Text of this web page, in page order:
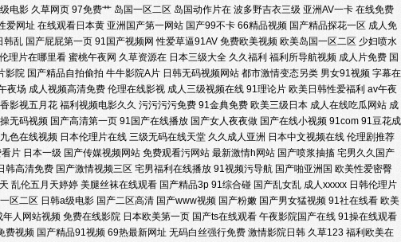
本久久大片 91豆花直播漏点 国产青青香蕉在线91 香蕉伊视频 另类av日韩无码
香蕉伊人青青草 91黄色传媒视频 深夜免费网站 国产日韩乱码 91青草视频网 丝
人天堂com 亚洲免费在线视频肏屄 日韩国产成人网站 国精产久久无语∨A 91桃
址入口 91视频综合区 青青草福利微拍 亚洲色图男人天堂Av 熟女热网 久久这里
新地址 成人午夜无码免费福利 亚洲无码韩日影院 国偷自产最新40 国产一区网站
机电影福利院 韩国三极毛片 av先峰资源网 91黄色性交視 婷婷日夜宗 老湿福利
电影 久草网页 97免费艹 岛国一区二区 岛国动作片在 波多野吉衣三级 亚洲AV一卡 在线免费
爱网址 在线观看日本黄 亚洲国产第一网站 国产99不卡 66精品视频 国产精品探花一区 成人免
韩乱 国产屁屁第一页 91国产视频网 性爱草逼91AV 免费欧美视频 欧美岛国一区二区 少妇喷水
伦理片在哪里看 蜜桃午夜网 久草资源在 日本三级大全 久久福利 福利所导航视频 成人片免费 国
影院 国产精品自拍偷拍 牛牛影院A片 日韩无码视频网站 都市激情变态另类 男女91视频 字幕在
夜场 成人视频高清免费 伦理在线影视 成人三级视频在线 91理论片 欧美日韩性爱福利 av午夜
影视五月花 福利视频电影久久 污污污污免费 91金典免费 欧美三级日本 成人在线吃瓜网站 成
无码视频 国产高清第一页 91国产在线播放 国产女人夜夜做 国产在线小视频 91com 91豆花成
色在线视频 日本伦理片在线 三级无码在线天堂 久久成人亚洲 日本中文视频在线 伦理剧推荐
片 日本一级 国产传媒视频网站 免费观看污网站 最新激情h网站 国产喷浆抽搐 宅男久久国产
韩高清免费 国产激情视频三区 宅男福利在线播放 91视频污导航 国产啪亚洲国 欧美性爱密臀
乱伦五月天婷婷 美腿丝袜在线观看 国产精品3p 91综合碰 国产乱女乱 成人xxxxx 日韩伦理片
区二区 日韩a级电影 国产二区高清 国产www视频 国产粉嫩 国产男女猛视频 91社在线看 欧美
年人网站视频 免费在线影院 日本欧美第一页 国产ts在线观看 午夜影院国产在线 91操在线观看
费视频 国产精品91视频 69热最新网址 无码白丝强行免费 激情影院日韩 久草123 福利欧美在